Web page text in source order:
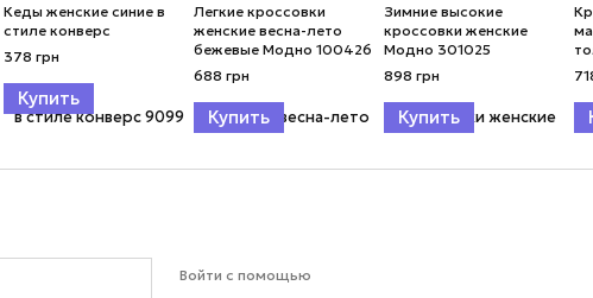
Кеды женские синие в
стиле конверс
378 грн
Купить
Легкие кроссовки
женские весна-лето
бежевые Модно 100426
688 грн
Купить
Зимние высокие
кроссовки женские
Модно 301025
898 грн
Купить
Войти с помощью